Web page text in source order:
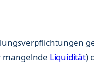
mangelnde Liquidität)